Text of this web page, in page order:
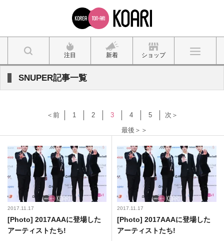
注目 新着 ショップ
SNUPER記事一覧
＜前 1 2 3 4 5
次＞
最後＞＞
2017.11.17
[Photo] 2017AAAに登場した
アーティストたち!
2017.11.17
[Photo] 2017AAAに登場した
アーティストたち!